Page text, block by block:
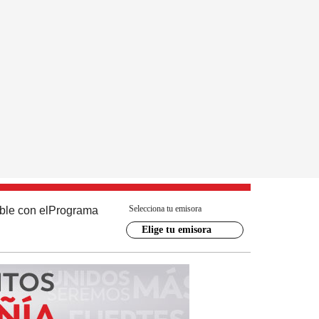
con el Programa Selecciona tu emisora
Elige tu emisora